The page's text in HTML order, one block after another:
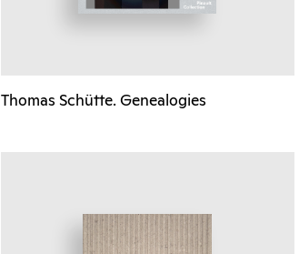
Thomas Schütte. Genealogies